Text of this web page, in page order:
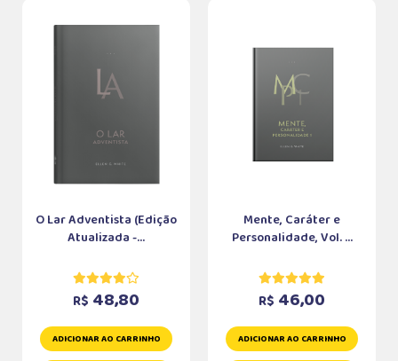
O Lar Adventista (Edição
Atualizada -...
R$ 48,80
ADICIONAR AO CARRINHO
Mente, Caráter e
Personalidade, Vol. ...
R$ 46,00
ADICIONAR AO CARRINHO